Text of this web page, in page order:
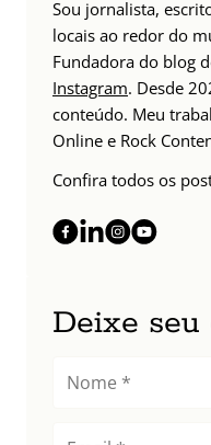
Sou jornalista,
locais ao redor do
Fundadora do blog
Instagram. Desde
conteúdo. Meu
Online e Rock
Confira todos os
Deixe seu